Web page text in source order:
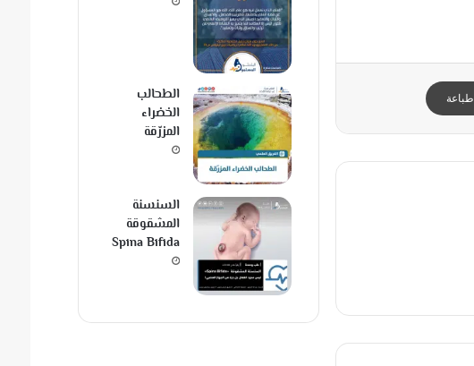
طباعة
الطحالب
الخضراء
المزرّقة
السنسنة
المشقوقة
Spina Bifida